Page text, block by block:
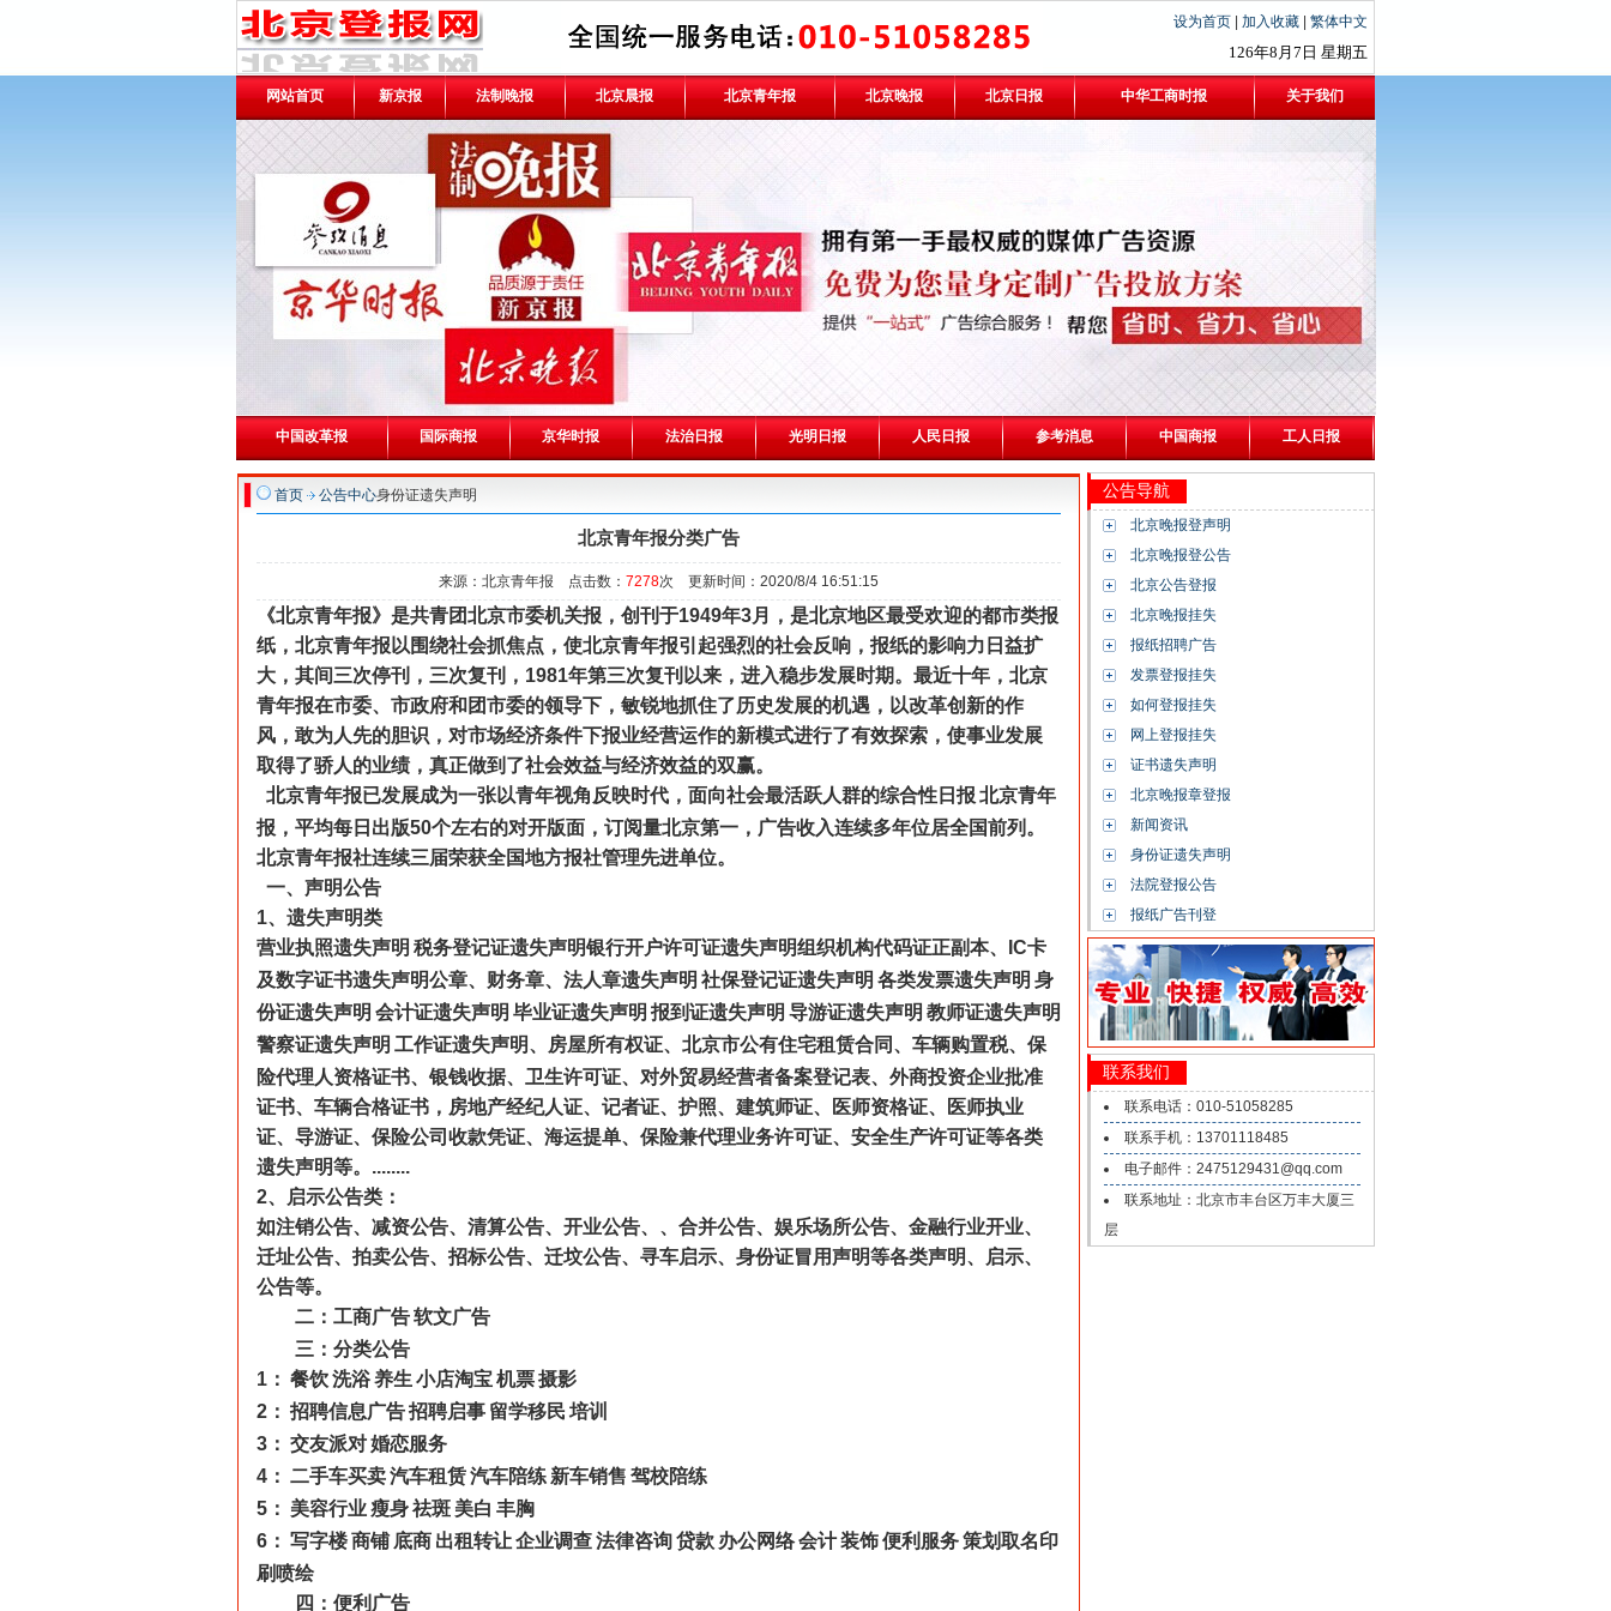
设为首页 加入收藏 繁体中文
126年8月7日 星期五
网站首页 新京报 法制晚报 北京晨报 北京青年报 北京晚报 北京日报 中华工商时报 关于我们
中国改革报 国际商报 京华时报 法治日报 光明日报 人民日报 参考消息 中国商报 工人日报
首页 公告中心身份证遗失声明
北京青年报分类广告
来源：北京青年报 点击数： 7278次 更新时间：2020/8/4 16:51:15
《北京青年报》是共青团北京市委机关报，创刊于1949年3月，是北京地区最受欢迎的都市类报
纸，北京青年报以围绕社会抓焦点，使北京青年报引起强烈的社会反响，报纸的影响力日益扩
大，其间三次停刊，三次复刊， 1981年第三次复刊以来，进入稳步发展时期。最近十年，北京
青年报在市委、市政府和团市委的领导下，敏锐地抓住了历史发展的机遇，以改革创新的作
风，敢为人先的胆识，对市场经济条件下报业经营运作的新模式进行了有效探索，使事业发展
取得了骄人的业绩，真正做到了社会效益与经济效益的双赢。
北京青年报已发展成为一张以青年视角反映时代，面向社会最活跃人群的综合性日报 北京青年
报，平均每日出版50个左右的对开版面，订阅量北京第一，广告收入连续多年位居全国前列。
北京青年报社连续三届荣获全国地方报社管理先进单位。
一、声明公告
1、遗失声明类
营业执照遗失声明 税务登记证遗失声明银行开户许可证遗失声明组织机构代码证正副本、 IC卡
及数字证书遗失声明公章、财务章、法人章遗失声明 社保登记证遗失声明 各类发票遗失声明 身
份证遗失声明 会计证遗失声明 毕业证遗失声明 报到证遗失声明 导游证遗失声明 教师证遗失声明
警察证遗失声明 工作证遗失声明、房屋所有权证、北京市公有住宅租赁合同、车辆购置税、保
险代理人资格证书、银钱收据、卫生许可证、对外贸易经营者备案登记表、外商投资企业批准
证书、车辆合格证书，房地产经纪人证、记者证、护照、建筑师证、医师资格证、医师执业
证、导游证、保险公司收款凭证、海运提单、保险兼代理业务许可证、安全生产许可证等各类
遗失声明等。 ........
2、启示公告类：
如注销公告、减资公告、清算公告、开业公告、、合并公告、娱乐场所公告、金融行业开业、
迁址公告、拍卖公告、招标公告、迁坟公告、寻车启示、身份证冒用声明等各类声明、启示、
公告等。
二：工商广告软文广告
三：分类公告
1 ： 餐饮洗浴养生 小店淘宝机票摄影
2 ： 招聘信息广告招聘启事 留学移民培训
3 ： 交友派对婚恋服务
4 ： 二手车买卖汽车租赁汽车陪练 新车销售 驾校陪练
5 ： 美容行业瘦身祛斑 美白 丰胸
6 ： 写字楼商铺 底商 出租转让企业调查法律咨询贷款 办公网络会计装饰便利服务策划取名印
刷喷绘
四：便利广告
公告导航
北京晚报登声明
北京晚报登公告
北京公告登报
北京晚报挂失
报纸招聘广告
发票登报挂失
如何登报挂失
网上登报挂失
证书遗失声明
北京晚报章登报
新闻资讯
身份证遗失声明
法院登报公告
报纸广告刊登
联系我们
联系电话：010-51058285
联系手机：13701118485
电子邮件：2475129431@qq.com
联系地址：北京市丰台区万丰大厦三
层